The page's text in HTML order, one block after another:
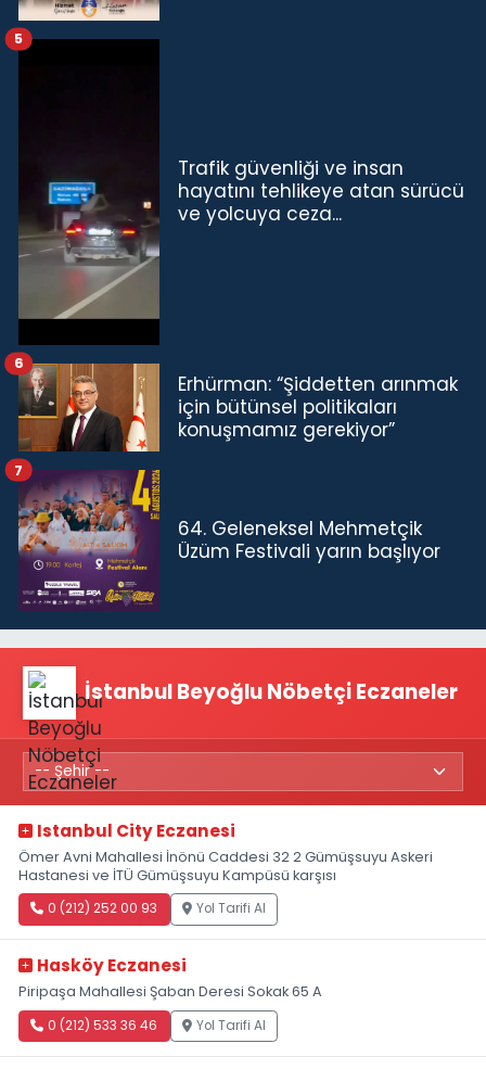
Trafik güvenliği ve insan
hayatını tehlikeye atan sürücü
ve yolcuya ceza...
5
Erhürman: “Şiddetten arınmak
için bütünsel politikaları
konuşmamız gerekiyor”
6
64. Geleneksel Mehmetçik
Üzüm Festivali yarın başlıyor
7
İstanbul Beyoğlu Nöbetçi Eczaneler
Istanbul City Eczanesi
Ömer Avni Mahallesi İnönü Caddesi 32 2 Gümüşsuyu Askeri
Hastanesi ve İTÜ Gümüşsuyu Kampüsü karşısı
0 (212) 252 00 93 Yol Tarifi Al
Hasköy Eczanesi
Piripaşa Mahallesi Şaban Deresi Sokak 65 A
0 (212) 533 36 46 Yol Tarifi Al